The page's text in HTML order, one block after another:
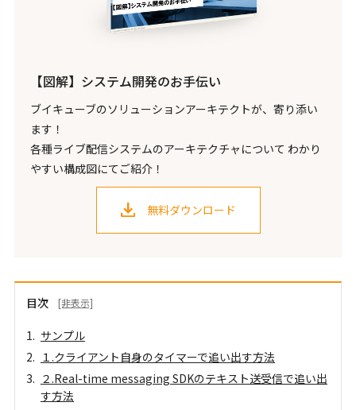
【図解】システム開発のお手伝い
ブイキューブのソリューションアーキテクトが、寄り添い
ます！
各種ライブ配信システムのアーキテクチャについて わかり
やすい構成図にてご紹介！
無料ダウンロード
目次 [非表示]
サンプル
１.クライアント自身のタイマーで追い出す方法
２.Real-time messaging SDKのテキスト送受信で追い出
す方法